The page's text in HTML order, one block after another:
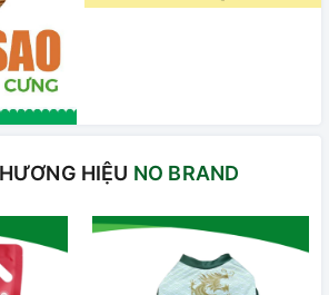
HIỆU NO BRAND